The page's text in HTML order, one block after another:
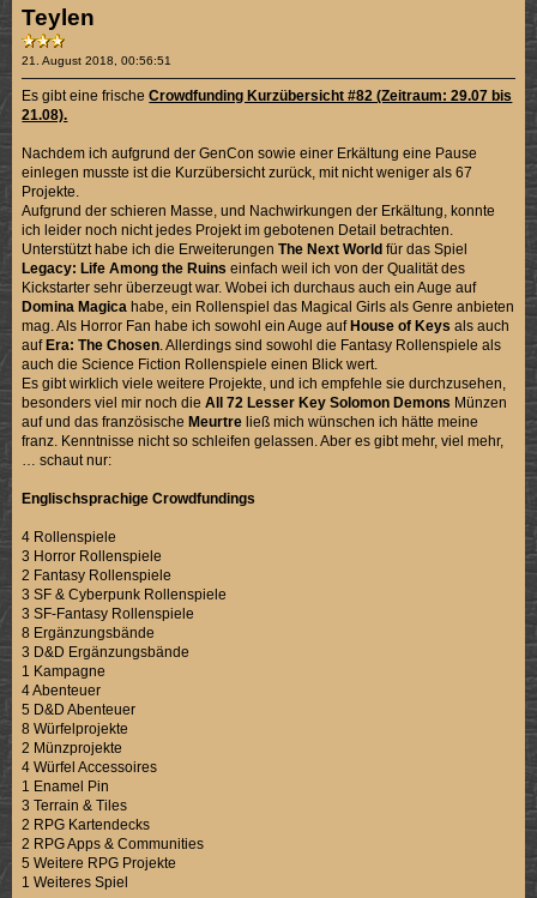
Teylen
21. August 2018, 00:56:51
Es gibt eine frischeCrowdfunding Kurzübersicht #82 (Zeitraum: 29.07 bis
21.08).
Nachdem ich aufgrund der GenCon sowie einer Erkältung eine Pause
einlegen musste ist die Kurzübersicht zurück, mit nicht weniger als 67
Projekte.
Aufgrund der schieren Masse, und Nachwirkungen der Erkältung, konnte
ich leider noch nicht jedes Projekt im gebotenen Detail betrachten.
Unterstützt habe ich die ErweiterungenThe Next World für das Spiel
Legacy: Life Among the Ruins einfach weil ich von der Qualität des
Kickstarter sehr überzeugt war. Wobei ich durchaus auch ein Auge auf
Domina Magica habe, ein Rollenspiel das Magical Girls als Genre anbieten
mag. Als Horror Fan habe ich sowohl ein Auge auf House of Keys als auch
auf Era: The Chosen. Allerdings sind sowohl die Fantasy Rollenspiele als
auch die Science Fiction Rollenspiele einen Blick wert.
Es gibt wirklich viele weitere Projekte, und ich empfehle sie durchzusehen,
besonders viel mir noch dieAll 72 Lesser Key Solomon Demons Münzen
auf und das französische Meurtre ließ mich wünschen ich hätte meine
franz. Kenntnisse nicht so schleifen gelassen. Aber es gibt mehr, viel mehr,
… schaut nur:
Englischsprachige Crowdfundings
4 Rollenspiele
3 Horror Rollenspiele
2 Fantasy Rollenspiele
3 SF & Cyberpunk Rollenspiele
3 SF-Fantasy Rollenspiele
8 Ergänzungsbände
3 D&D Ergänzungsbände
1 Kampagne
4 Abenteuer
5 D&D Abenteuer
8 Würfelprojekte
2 Münzprojekte
4 Würfel Accessoires
1 Enamel Pin
3 Terrain & Tiles
2 RPG Kartendecks
2 RPG Apps & Communities
5 Weitere RPG Projekte
1 Weiteres Spiel